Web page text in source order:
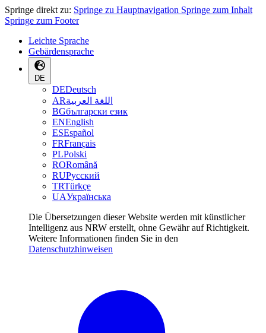
Springe direkt zu: Springe zu Hauptnavigation Springe zum Inhalt
Springe zum Footer
Leichte Sprache
Gebärdensprache
DE
DEDeutsch
ARاللغة العربية
BGбългарски език
ENEnglish
ESEspañol
FRFrançais
PLPolski
RORomână
RUРусский
TRTürkçe
UAУкраїнська
Die Übersetzungen dieser Website werden mit künstlicher
Intelligenz aus NRW erstellt, ohne Gewähr auf Richtigkeit.
Weitere Informationen finden Sie in den
Datenschutzhinweisen